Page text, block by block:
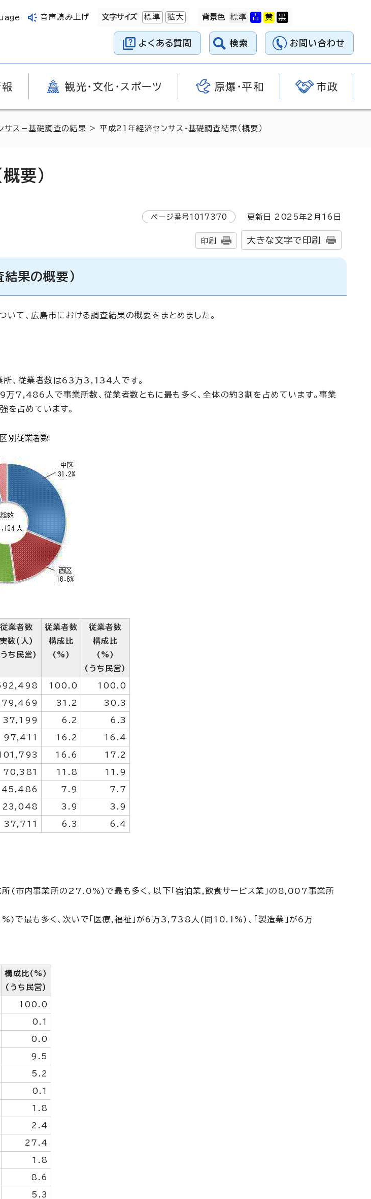
音声読み上げ 文字サイズ 標準 拡大 背景色
よくある質問 検索 お問い合わせ
観光・文化・スポーツ 原爆・平和 市政
サス－基礎調査の結果 > 平成21年経済センサス‐基礎調査結果（概要）
要）
ページ番号1017370 更新日 2025年2月 16 日
印刷 大きな文字で印刷
結果の概要)
、広島市における調査結果の概要をまとめました。
従業者数は63万3,134人です。
7,486人で事業所数、従業者数ともに最も多く、全体の約3割を占めています。事業
を占めています。
従業者数
実数(人)
ち民営)
従業者数
構成比
(%)
従業者数
構成比
(%)
(うち民営)
100.0 100.0
31.2 30.3
37,199 6.2 6.3
97,411 16.2 16.4
16.6 17.2
70,381 11.8 11.9
45,486 7.9 7.7
23,048 3.9 3.9
37,711 6.3 6.4
(市内事業所の27.0%)で最も多く、以下「宿泊業,飲食サービス業」の8,007事業所
最も多く、次いで「医療,福祉」が6万3,738人(同10.1%)、「製造業」が6万
構成比(%)
(うち民営)
100.0
0.1
0.0
9.5
5.2
0.1
1.8
2.4
27.4
1.8
8.6
5.3